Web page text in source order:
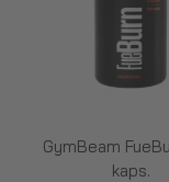
GymBeam
kaps.